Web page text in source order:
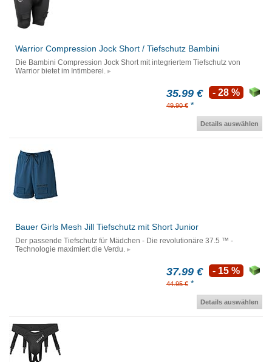
Warrior Compression Jock Short / Tiefschutz Bambini
Die Bambini Compression Jock Short mit integriertem Tiefschutz von
Warrior bietet im Intimberei.
35.99 €
49.90 € *
- 28 %
Details auswählen
Bauer Girls Mesh Jill Tiefschutz mit Short Junior
Der passende Tiefschutz für Mädchen - Die revolutionäre 37.5 ™ -
Technologie maximiert die Verdu.
37.99 €
44.95 € *
- 15 %
Details auswählen